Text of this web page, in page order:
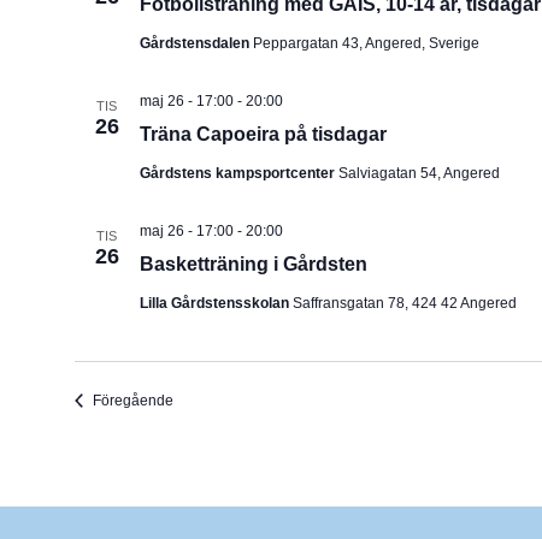
Fotbollsträning med GAIS, 10-14 år, tisdagar
Gårdstensdalen Peppargatan 43, Angered, Sverige
TIS
26 Träna Capoeira på tisdagar
maj 26 - 17:00- 20:00
Gårdstens kampsportcenter Salviagatan 54, Angered
TIS
26 Basketträning i Gårdsten
maj 26 - 17:00- 20:00
Lilla Gårdstensskolan Saffransgatan 78, 424 42 Angered
FöregåendeEvenemang